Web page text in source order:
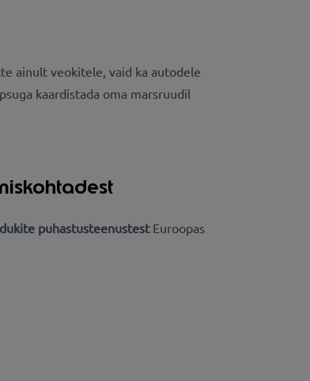
ainult veokitele, vaid ka autodele
kaardistada oma marsruudil
puhastusteenustest Euroopas